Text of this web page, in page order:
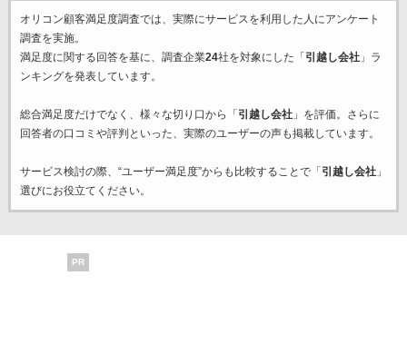
オリコン顧客満足度調査では、実際にサービスを利用した 人にアンケート
調査を実施。
満足度に関する回答を基に、調査企業24社を対象にした「 引越し会社」ラ
ンキングを発表しています。
総合満足度だけでなく、様々な切り口から「 引越し会社」を評価。さらに
回答者の口コミや評判といった、実際のユーザーの声も掲載しています。
サービス検討の際、“ユーザー満足度”からも比較することで「 引越し会社」
選びにお役立てください。
PR